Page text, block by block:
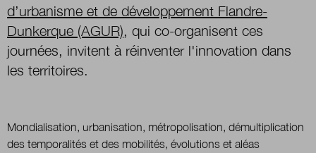
d’urbanisme et de développement Flandre-
Dunkerque (AGUR), qui co-organisent ces
journées, invitent à réinventer l'innovation dans
les territoires.
Mondialisation, urbanisation, métropolisation, démultiplication
des temporalités et des mobilités, évolutions et aléas